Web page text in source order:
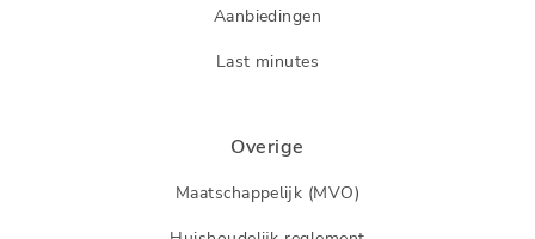
Aanbiedingen
Last minutes
Overige
Maatschappelijk (MVO)